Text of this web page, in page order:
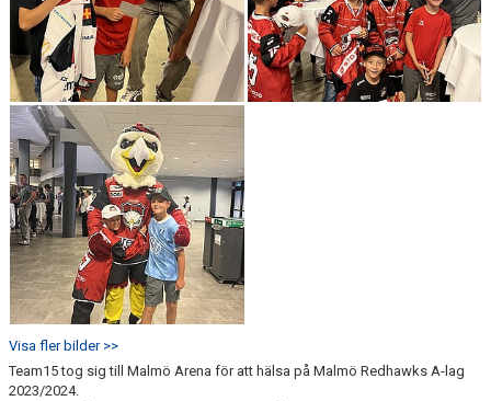
Visa fler bilder >>
Team15 tog sig till Malmö Arena för att hälsa på Malmö Redhawks A-lag
2023/2024.